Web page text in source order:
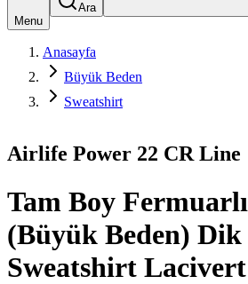
Menu
Ara
Anasayfa
Büyük Beden
Sweatshirt
Airlife Power 22 CR Line
Tam Boy
(Büyük Beden) Dik
Sweatshirt Lacivert